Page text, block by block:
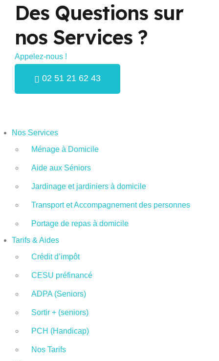
Des Questions sur
nos Services ?
Appelez-nous !
02 51 21 62 43
Nos Services
Ménage à Domicile
Aide aux Séniors
Jardinage et jardiniers à domicile
Transport et Accompagnement des personnes
Portage de repas à domicile
Tarifs & Aides
Crédit d’impôt
CESU préfinancé
ADPA (Seniors)
Sortir + (seniors)
PCH (Handicap)
Nos Tarifs